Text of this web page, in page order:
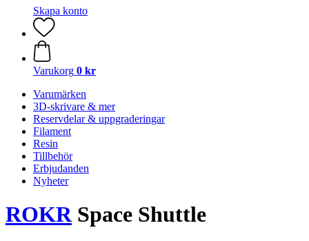
Skapa konto
Varukorg 0 kr
Varumärken
3D-skrivare & mer
Reservdelar & uppgraderingar
Filament
Resin
Tillbehör
Erbjudanden
Nyheter
ROKRSpace Shuttle